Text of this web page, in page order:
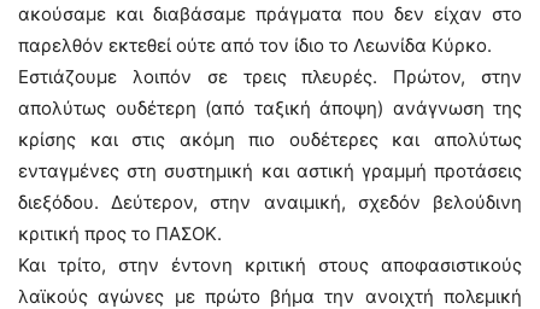
ακούσαμε και διαβάσαμε πράγματα που δεν είχαν στο
παρελθόν εκτεθεί ούτε από τον ίδιο το Λεωνίδα Κύρκο.
Εστιάζουμε λοιπόν σε τρεις πλευρές. Πρώτον, στην
απολύτως ουδέτερη (από ταξική άποψη) ανάγνωση της
κρίσης και στις ακόμη πιο ουδέτερες και απολύτως
ενταγμένες στη συστημική και αστική γραμμή προτάσεις
διεξόδου. Δεύτερον, στην αναιμική, σχεδόν βελούδινη
κριτική προς το ΠΑΣΟΚ.
Και τρίτο, στην έντονη κριτική στους αποφασιστικούς
λαϊκούς αγώνες με πρώτο βήμα την ανοιχτή πολεμική